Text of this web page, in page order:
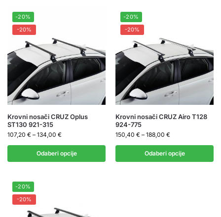
-20%
-20%
Krovni nosači CRUZ Oplus
ST130 921-315
107,20 € – 134,00 €
Odaberi opcije
-20%
-20%
Krovni nosači CRUZ Airo T128
924-775
150,40 € – 188,00 €
Odaberi opcije
-20%
-20%